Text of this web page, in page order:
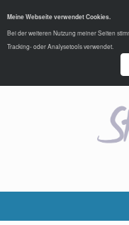
Meine Webseite verwendet Cookies.
Bei der weiteren Nutzung meiner Seiten
Tracking- oder Analysetools verwendet.